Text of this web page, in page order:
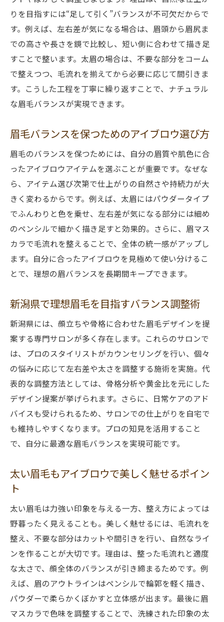
りを目指すには“足して引く”バランスが不可欠だからで
す。例えば、左右差が気になる場合は、眉頭から眉尻ま
での高さや長さを鏡で比較し、短い側に合わせて描き足
すことで整います。太眉の場合は、不要な部分をコーム
で整えつつ、毛流れを揃えてから必要に応じて間引きま
す。こうした工程を丁寧に繰り返すことで、ナチュラル
な眉毛バランスが実現できます。
眉毛バランスを保つためのアイブロウ選び方
眉毛のバランスを保つためには、自分の眉質や肌色に合
ったアイブロウアイテムを選ぶことが重要です。なぜな
ら、アイテム選び次第で仕上がりの自然さや持続力が大
きく変わるからです。例えば、太眉にはパウダータイプ
でふんわりと色を乗せ、左右差が気になる部分には細め
のペンシルで細かく描き足すと効果的。さらに、眉マス
カラで毛流れを整えることで、全体の統一感がアップし
ます。自分に合ったアイブロウを見極めて使い分けるこ
とで、理想の眉バランスを長期間キープできます。
新潟県で理想眉毛を目指すバランス調整術
新潟県には、顔立ちや骨格に合わせた眉毛デザインを提
案する専門サロンが多く存在します。これらのサロンで
は、プロのスタイリストがカウンセリングを行い、個々
の悩みに応じて左右差や太さを調整する施術を実施。代
表的な調整方法としては、骨格分析や黄金比を元にした
デザイン提案が挙げられます。さらに、日常ケアのアド
バイスも受けられるため、サロンでの仕上がりを自宅で
も維持しやすくなります。プロの知見を活用すること
で、自分に最適な眉毛バランスを実現可能です。
太い眉毛もアイブロウで美しく魅せるポイン
ト
太い眉毛は力強い印象を与える一方、整え方によっては
野暮ったく見えることも。美しく魅せるには、毛流れを
整え、不要な部分はカットや間引きを行い、自然なライ
ンを作ることが大切です。理由は、整った毛流れと適度
な太さで、顔全体のバランスが引き締まるためです。例
えば、眉のアウトラインはペンシルで輪郭を軽く描き、
パウダーで柔らかくぼかすと立体感が出ます。最後に眉
マスカラで色味を調整することで、洗練された印象の太